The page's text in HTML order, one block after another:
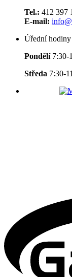
Tel.: 412 397
E-mail:
Úřední hodiny
Pondělí 7:30-
Středa 7:30-